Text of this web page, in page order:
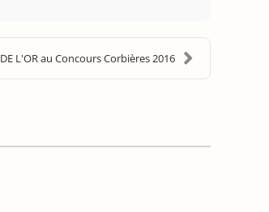
DE L'OR au Concours Corbières 2016